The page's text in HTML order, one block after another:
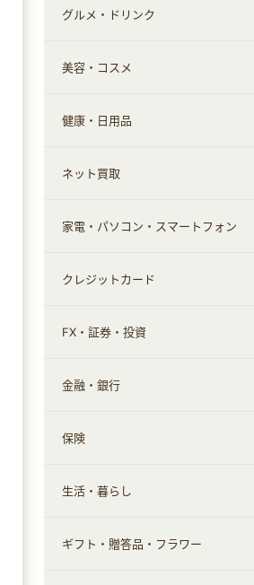
総合通販
すべて見る
ファッション
インナー・下着
スーツ・フォーマル
グルメ・ドリンク
すべて見る
グルメ
お酒
食材宅配
ウォーターサーバー
美容・コスメ
すべて見る
ヘアケア
エステ・サロン
メンズ美容
健康・日用品
すべて見る
スポーツ・フィットネス
日用品・薬局・からだ
ネット買取
すべて見る
ネット買取
家電・パソコン・スマートフォン
すべて見る
家電・パソコン・ソフトウェア
通信・レンタルサーバー
スマホ・携帯電話・SIM
定額制有料コンテンツ
クレジットカード
すべて見る
クレジットカード
FX・証券・投資
すべて見る
証券
仮想通貨
金融・銀行
銀行・ネット銀行
キャッシング・ローン
保険
すべて見る
保険相談・面談
生活・暮らし
すべて見る
ギフト・贈答品・フラワー